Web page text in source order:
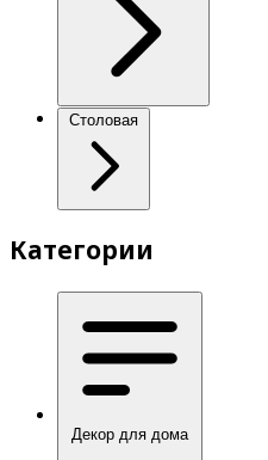
Столовая
Категории
Декор для дома